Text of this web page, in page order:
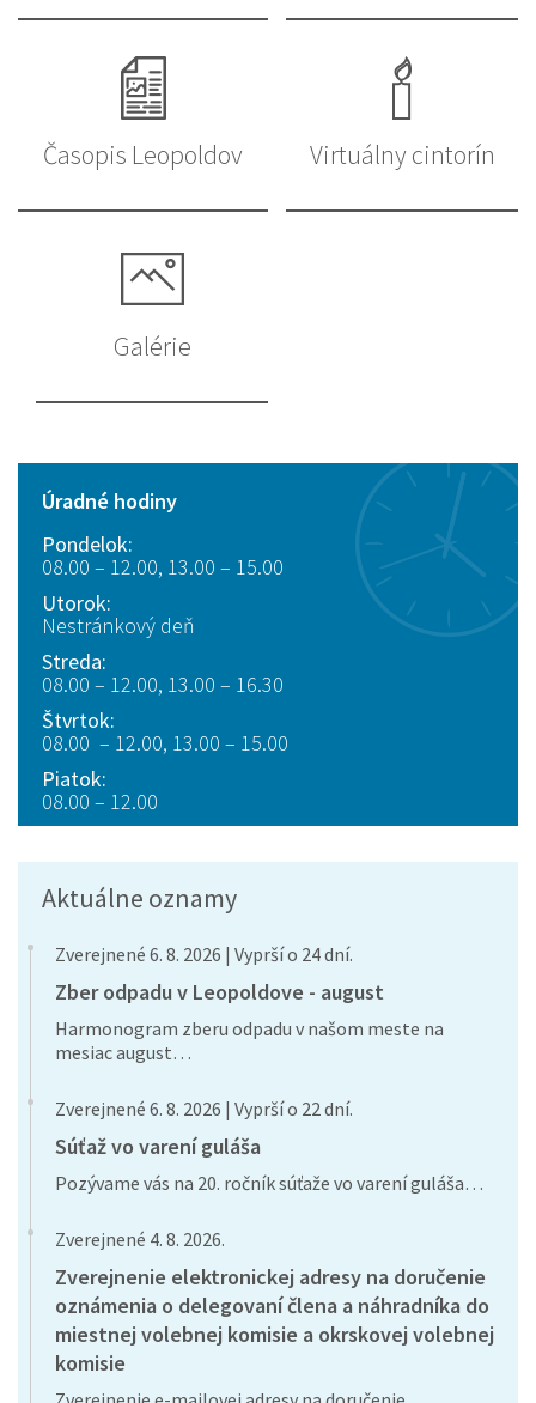
Časopis Leopoldov Virtuálny cintorín
Galérie
Úradné hodiny
Pondelok:
08.00 – 12.00, 13.00 – 15.00
Utorok:
Nestránkový deň
Streda:
08.00 – 12.00, 13.00 – 16.30
Štvrtok:
08.00 – 12.00, 13.00 – 15.00
Piatok:
08.00 – 12.00
Aktuálne oznamy
Zverejnené 6. 8. 2026 | Vyprší o 24 dní.
Zber odpadu v Leopoldove - august
Harmonogram zberu odpadu v našom meste na
mesiac august…
Zverejnené 6. 8. 2026 | Vyprší o 22 dní.
Súťaž vo varení guláša
Pozývame vás na 20. ročník súťaže vo varení guláša…
Zverejnené 4. 8. 2026.
Zverejnenie elektronickej adresy na doručenie
oznámenia o delegovaní člena a náhradníka do
miestnej volebnej komisie a okrskovej volebnej
komisie